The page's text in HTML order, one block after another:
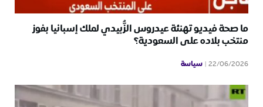
ما صحة فيديو تهنئة عيدروس الزُّبيدي لملك إسبانيا بفوز
منتخب بلاده على السعودية؟
22/06/2026 سياسة